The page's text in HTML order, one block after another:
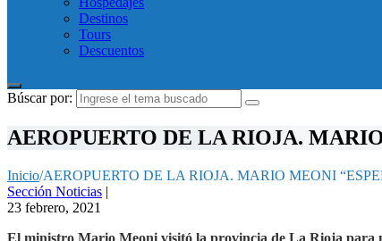
Destinos
Tours
Descuentos
Búscar por:
AEROPUERTO DE LA RIOJA.
Inicio/AEROPUERTO DE LA RIOJA. MARIO MEONI
Sección Noticias |
23 febrero, 2021
El ministro Mario Meoni visitó la provincia de La Rioja para